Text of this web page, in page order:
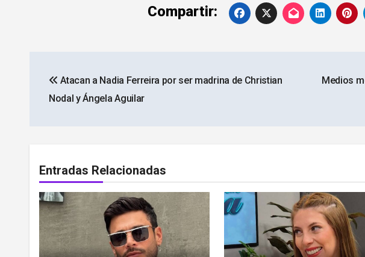
Compartir:
de
Atacan a Nadia Ferreira por ser madrina de Christian
Nodal y Ángela Aguilar
Medios
Entradas Relacionadas